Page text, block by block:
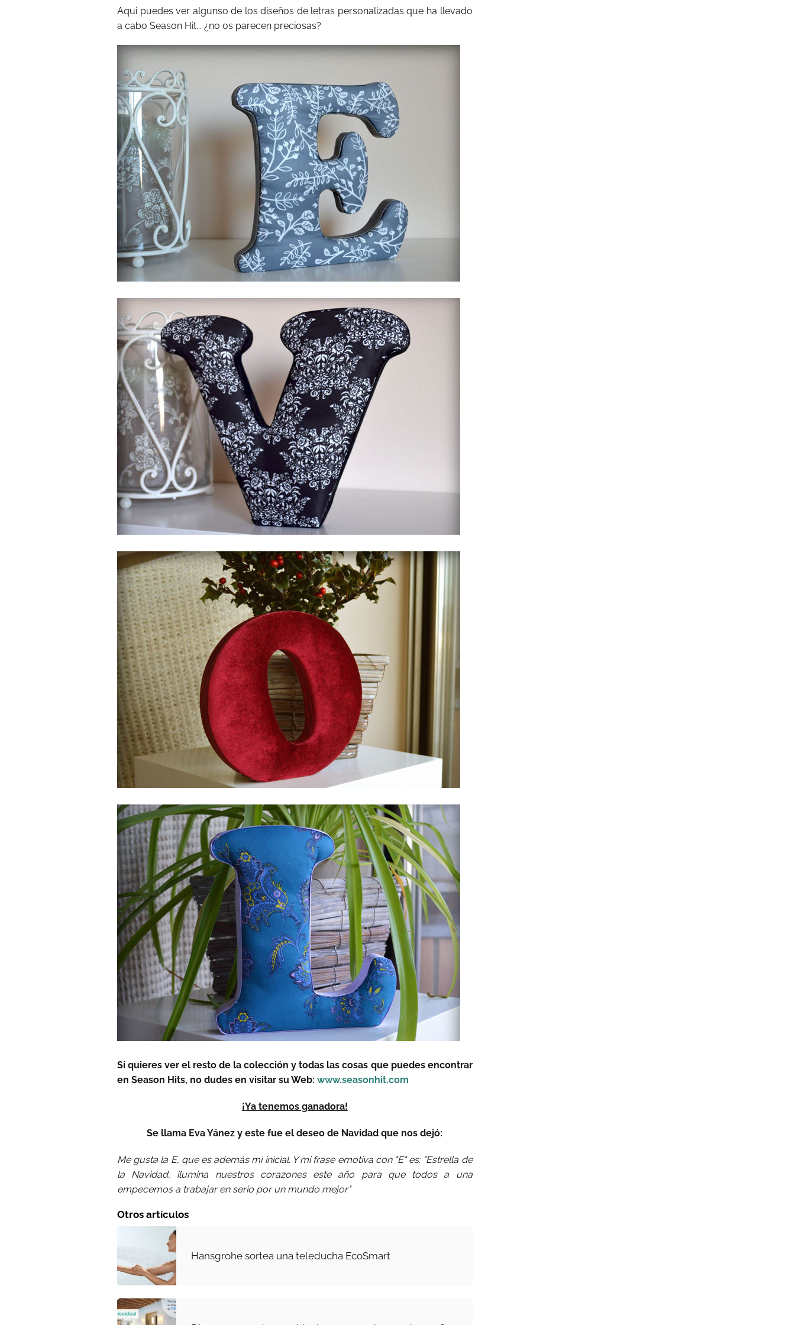
Aqui puedes ver algunso de los diseños de letras personalizadas que ha llevado
a cabo Season Hit... ¿no os parecen preciosas?
Si quieres ver el resto de la colección y todas las cosas que puedes encontrar
en Season Hits, no dudes en visitar su Web: www.seasonhit.com
¡Ya tenemos ganadora!
Se llama Eva Yánez y este fue el deseo de Navidad que nos dejó:
Me gusta la E, que es además mi inicial. Y mi frase emotiva con "E" es: "Estrella de
la Navidad, ilumina nuestros corazones este año para que todos a una
empecemos a trabajar en serio por un mundo mejor"
Otros artículos
Hansgrohe sortea una teleducha EcoSmart